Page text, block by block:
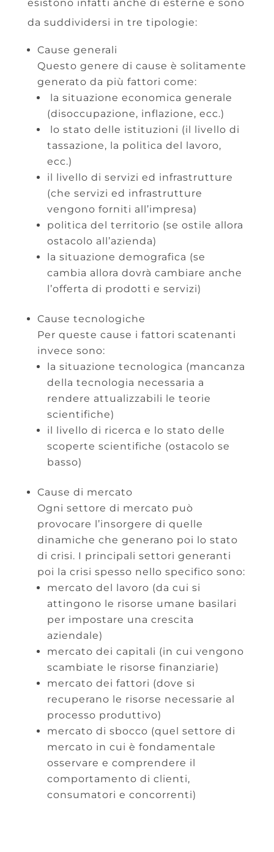
esistono infatti anche di esterne e sono
da suddividersi in tre tipologie:
Cause generali
Questo genere di cause è solitamente
generato da più fattori come:
la situazione economica generale
(disoccupazione, inflazione, ecc.)
lo stato delle istituzioni (il livello di
tassazione, la politica del lavoro,
ecc.)
il livello di servizi ed infrastrutture
(che servizi ed infrastrutture
vengono forniti all’impresa)
politica del territorio (se ostile allora
ostacolo all’azienda)
la situazione demografica (se
cambia allora dovrà cambiare anche
l’offerta di prodotti e servizi)
Cause tecnologiche
Per queste cause i fattori scatenanti
invece sono:
la situazione tecnologica (mancanza
della tecnologia necessaria a
rendere attualizzabili le teorie
scientifiche)
il livello di ricerca e lo stato delle
scoperte scientifiche (ostacolo se
basso)
Cause di mercato
Ogni settore di mercato può
provocare l’insorgere di quelle
dinamiche che generano poi lo stato
di crisi. I principali settori generanti
poi la crisi spesso nello specifico sono:
mercato del lavoro (da cui si
attingono le risorse umane basilari
per impostare una crescita
aziendale)
mercato dei capitali (in cui vengono
scambiate le risorse finanziarie)
mercato dei fattori (dove si
recuperano le risorse necessarie al
processo produttivo)
mercato di sbocco (quel settore di
mercato in cui è fondamentale
osservare e comprendere il
comportamento di clienti,
consumatori e concorrenti)